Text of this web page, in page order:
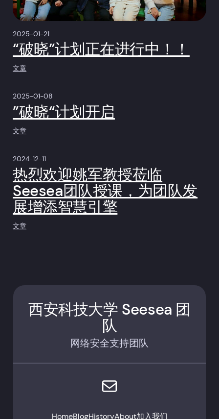
2025-01-21
“破晓”计划正在进行中！！
文章
2025-01-08
”破晓“计划开启
文章
2024-12-11
热烈欢迎姚军教授莅临
Seesea团队授课，为团队发
展增添智慧引擎
文章
西安科技大学 Seesea 团
队
网络安全支持团队
电子邮件
HomeBlogHistoryAbout加入我们